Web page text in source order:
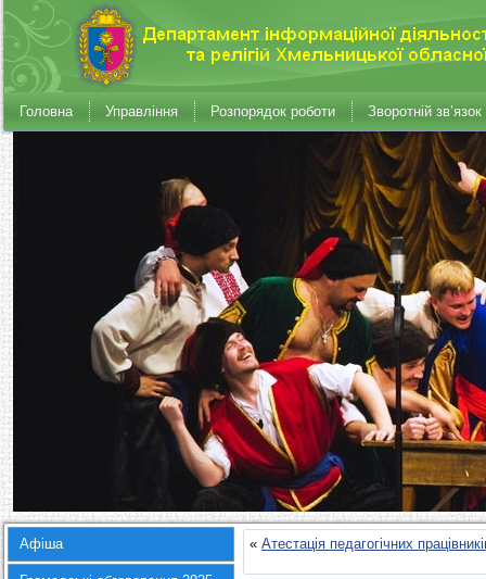
Головна Управління Розпорядок роботи Зворотній зв’язок
Афіша « Атестація педагогічних